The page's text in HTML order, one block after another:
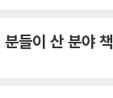
들이 산 분야 책